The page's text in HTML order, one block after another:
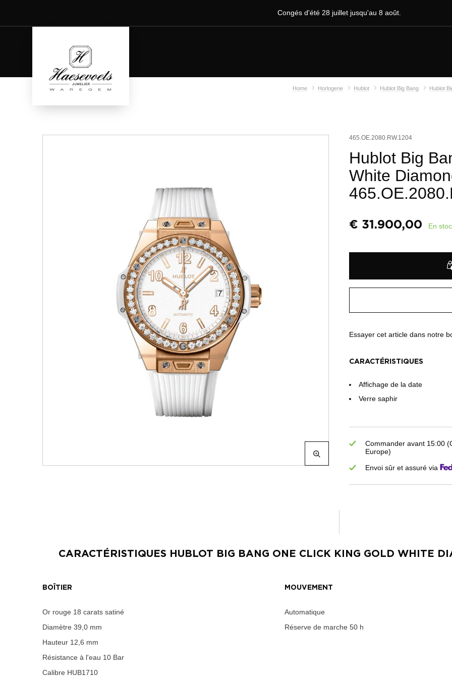
Congés d'été 28 juillet jusqu'au 8 août.
Home Horlogerie Hublot Hublot Big Bang Hublot
465.OE.2080.RW.1204
Hublot Big
White
€ 31.900,00 En
Essayer cet article dans notre
CARACTÉRISTIQUES
Affichage de la date
Verre saphir
Commander avant 15:00
Europe)
Envoi sûr et assuré via
CARACTÉRISTIQUES HUBLOT BIG BANG ONE CLICK KING GOLD WHITE
BOÎTIER
Or rouge 18 carats satiné
Diamètre 39,0 mm
Hauteur 12,6 mm
Résistance à l'eau 10 Bar
Calibre HUB1710
MOUVEMENT
Automatique
Réserve de marche 50 h